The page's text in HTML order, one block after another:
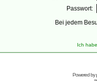
Passwort:
Bei jedem
Ich
Powered by